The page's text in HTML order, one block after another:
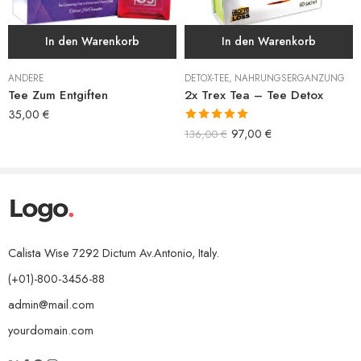
In den Warenkorb
ANDERE
Tee Zum Entgiften
35,00 €
In den Warenkorb
DETOX-TEE, NAHRUNGSERGÄNZUNG
2x Trex Tea – Tee Detox
Bewertet mit
5.00von 5
136,00€ 97,00 €
Calista Wise 7292 Dictum Av.Antonio, Italy.
(+01)-800-3456-88
admin@mail.com
yourdomain.com